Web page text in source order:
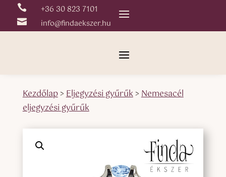
 +36 30 823 7101
 info@findaekszer.hu
Kezdőlap>Eljegyzési gyűrűk>Nemesacél
eljegyzési gyűrűk